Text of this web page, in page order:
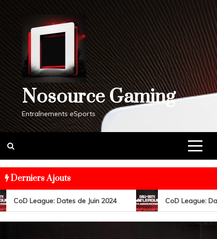
Nosource Gaming
Entraînements eSports
Derniers Ajouts
CoD League: Dates de Juin 2024 CoD League: